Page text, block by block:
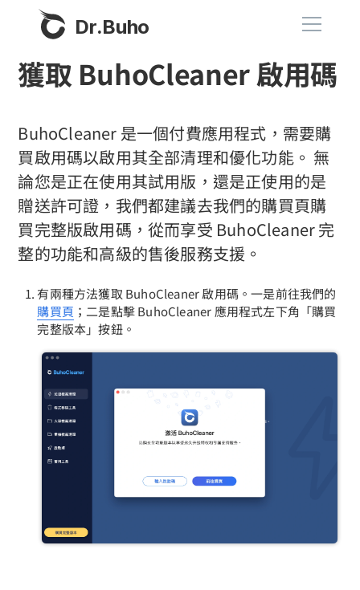
Dr.Buho
首頁
產品
BuhoCleaner
BuhoUnlocker
BuhoRepair
BuhoNTFS
BuhoLaunchpad
商店
部落格
更多
關於我們
聯絡我們
隱私權政策
服務條款
退款政策
獲取 BuhoCleaner 啟用碼
BuhoCleaner 是一個付費應用程式，需要購
買啟用碼以啟用其全部清理和優化功能。 無
論您是正在使用其試用版，還是正使用的是
贈送許可證，我們都建議去我們的購買頁購
買完整版啟用碼，從而享受 BuhoCleaner 完
整的功能和高級的售後服務支援。
有兩種方法獲取 BuhoCleaner 啟用碼。一是前往我們的
購買頁 ；二是點擊 BuhoCleaner 應用程式左下角「購買
完整版本」按鈕。